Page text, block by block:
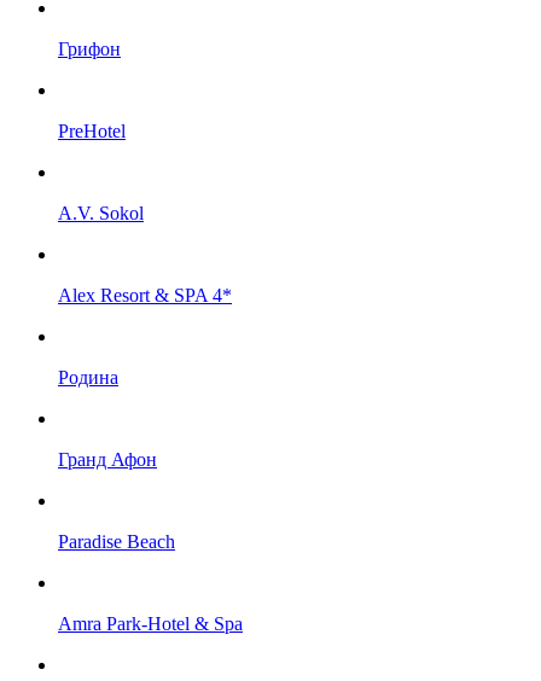
Грифон
PreHotel
A.V. Sokol
Alex Resort & SPA 4*
Родина
Гранд Афон
Paradise Beach
Amra Park-Hotel & Spa